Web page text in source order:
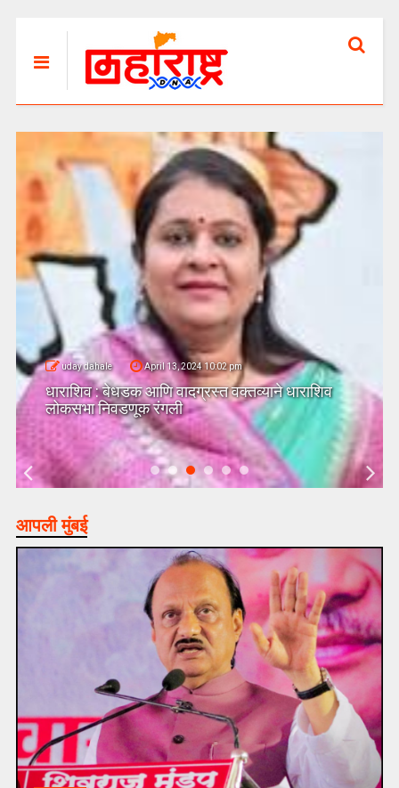
uday dahale April 13, 2024 10:02 pm
धाराशिव : बेधडक आणि वादग्रस्त वक्तव्याने धाराशिव
लोकसभा निवडणूक रंगली
आपली मुंबई